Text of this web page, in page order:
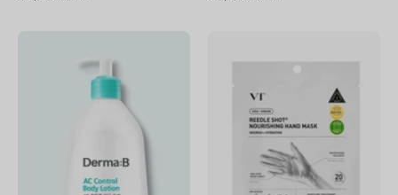
Control
Body
Lotion
Nourishing
Hand
Mask